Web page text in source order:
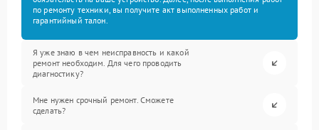
по ремонту техники, вы получите акт выполненных работ и
гарантийный талон.
Я уже знаю в чем неисправность и какой
ремонт необходим. Для чего проводить
диагностику?
Мне нужен срочный ремонт. Сможете
сделать?